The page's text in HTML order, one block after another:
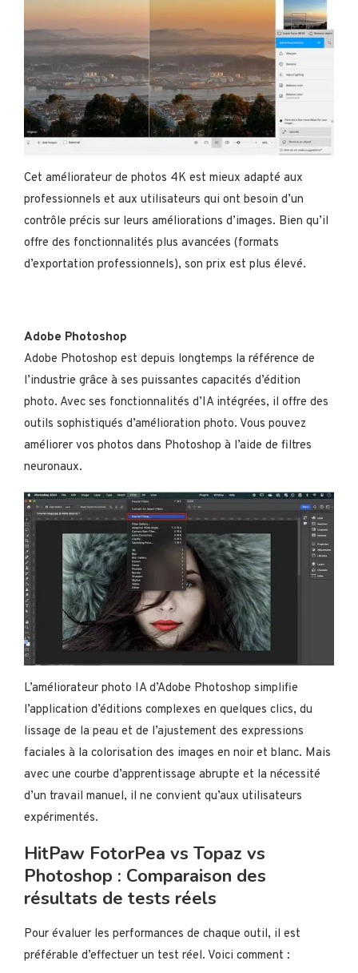
Cet améliorateur de photos 4K est mieux adapté aux
professionnels et aux utilisateurs qui ont besoin d’un
contrôle précis sur leurs améliorations d’images. Bien qu’il
offre des fonctionnalités plus avancées (formats
d’exportation professionnels), son prix est plus élevé.
Adobe Photoshop
Adobe Photoshop est depuis longtemps la référence de
l’industrie grâce à ses puissantes capacités d’édition
photo. Avec ses fonctionnalités d’IA intégrées, il offre des
outils sophistiqués d’amélioration photo. Vous pouvez
améliorer vos photos dans Photoshop à l’aide de filtres
neuronaux.
L’améliorateur photo IA d’Adobe Photoshop simplifie
l’application d’éditions complexes en quelques clics, du
lissage de la peau et de l’ajustement des expressions
faciales à la colorisation des images en noir et blanc. Mais
avec une courbe d’apprentissage abrupte et la nécessité
d’un travail manuel, il ne convient qu’aux utilisateurs
expérimentés.
HitPaw FotorPea vs Topaz vs
Photoshop : Comparaison des
résultats de tests réels
Pour évaluer les performances de chaque outil, il est
préférable d’effectuer un test réel. Voici comment :